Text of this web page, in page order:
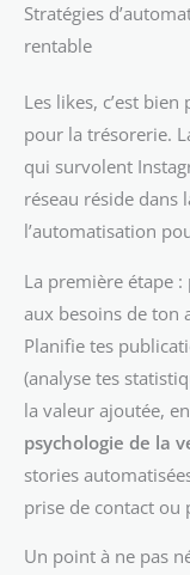
Stratégies
rentable
Les likes, c’est
pour la trésorerie.
qui survolent
réseau réside dans
l’automatisation
La première étape
aux besoins de ton
Planifie tes
(analyse tes
la valeur ajoutée,
psychologie de la
stories
prise de contact ou
Un point à ne pas